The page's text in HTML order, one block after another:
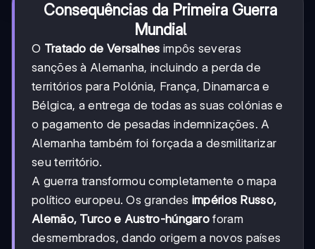
Consequências da Primeira Guerra
Mundial
O Tratado de Versalhes impôs severas
sanções à Alemanha, incluindo a perda de
territórios para Polónia, França, Dinamarca e
Bélgica, a entrega de todas as suas colónias e
o pagamento de pesadas indemnizações. A
Alemanha também foi forçada a desmilitarizar
seu território.
A guerra transformou completamente o mapa
político europeu. Os grandes impérios Russo,
Alemão, Turco e Austro-húngaro foram
desmembrados, dando origem a novos países